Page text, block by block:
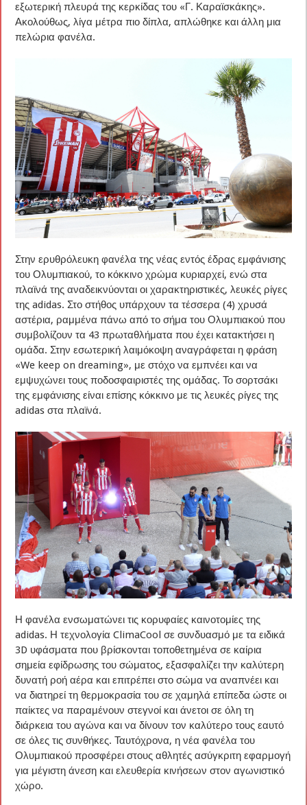
εξωτερική πλευρά της κερκίδας του «Γ. Καραϊσκάκης».
Ακολούθως, λίγα μέτρα πιο δίπλα, απλώθηκε και άλλη μια
πελώρια φανέλα.
Στην ερυθρόλευκη φανέλα της νέας εντός έδρας εμφάνισης
του Ολυμπιακού, το κόκκινο χρώμα κυριαρχεί, ενώ στα
πλαϊνά της αναδεικνύονται οι χαρακτηριστικές, λευκές ρίγες
της adidas. Στο στήθος υπάρχουν τα τέσσερα (4) χρυσά
αστέρια, ραμμένα πάνω από το σήμα του Ολυμπιακού που
συμβολίζουν τα 43 πρωταθλήματα που έχει κατακτήσει η
ομάδα. Στην εσωτερική λαιμόκοψη αναγράφεται η φράση
«We keep on dreaming», με στόχο να εμπνέει και να
εμψυχώνει τους ποδοσφαιριστές της ομάδας. Το σορτσάκι
της εμφάνισης είναι επίσης κόκκινο με τις λευκές ρίγες της
adidas στα πλαϊνά.
Η φανέλα ενσωματώνει τις κορυφαίες καινοτομίες της
adidas. Η τεχνολογία ClimaCool σε συνδυασμό με τα ειδικά
3D υφάσματα που βρίσκονται τοποθετημένα σε καίρια
σημεία εφίδρωσης του σώματος, εξασφαλίζει την καλύτερη
δυνατή ροή αέρα και επιτρέπει στο σώμα να αναπνέει και
να διατηρεί τη θερμοκρασία του σε χαμηλά επίπεδα ώστε οι
παίκτες να παραμένουν στεγνοί και άνετοι σε όλη τη
διάρκεια του αγώνα και να δίνουν τον καλύτερο τους εαυτό
σε όλες τις συνθήκες. Ταυτόχρονα, η νέα φανέλα του
Ολυμπιακού προσφέρει στους αθλητές ασύγκριτη εφαρμογή
για μέγιστη άνεση και ελευθερία κινήσεων στον αγωνιστικό
χώρο.